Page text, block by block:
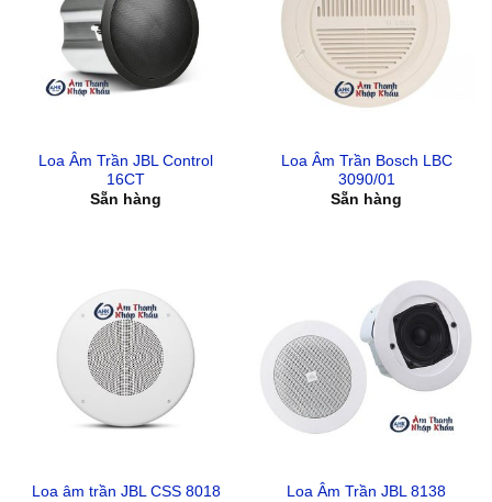
Loa Âm Trần JBL Control
16CT
Sẵn hàng
Loa Âm Trần Bosch LBC
3090/01
Sẵn hàng
Loa âm trần JBL CSS 8018
Loa Âm Trần JBL 8138